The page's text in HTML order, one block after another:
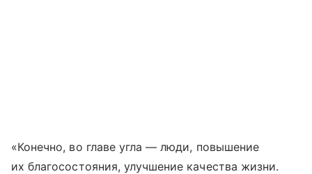
«Конечно, во главе угла — люди, повышение
их благосостояния, улучшение качества жизни.